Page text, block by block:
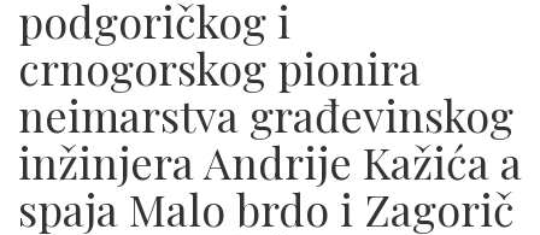
podgoričkog i
crnogorskog pionira
neimarstva građevinskog
inžinjera Andrije Kažića a
spaja Malo brdo i Zagorič